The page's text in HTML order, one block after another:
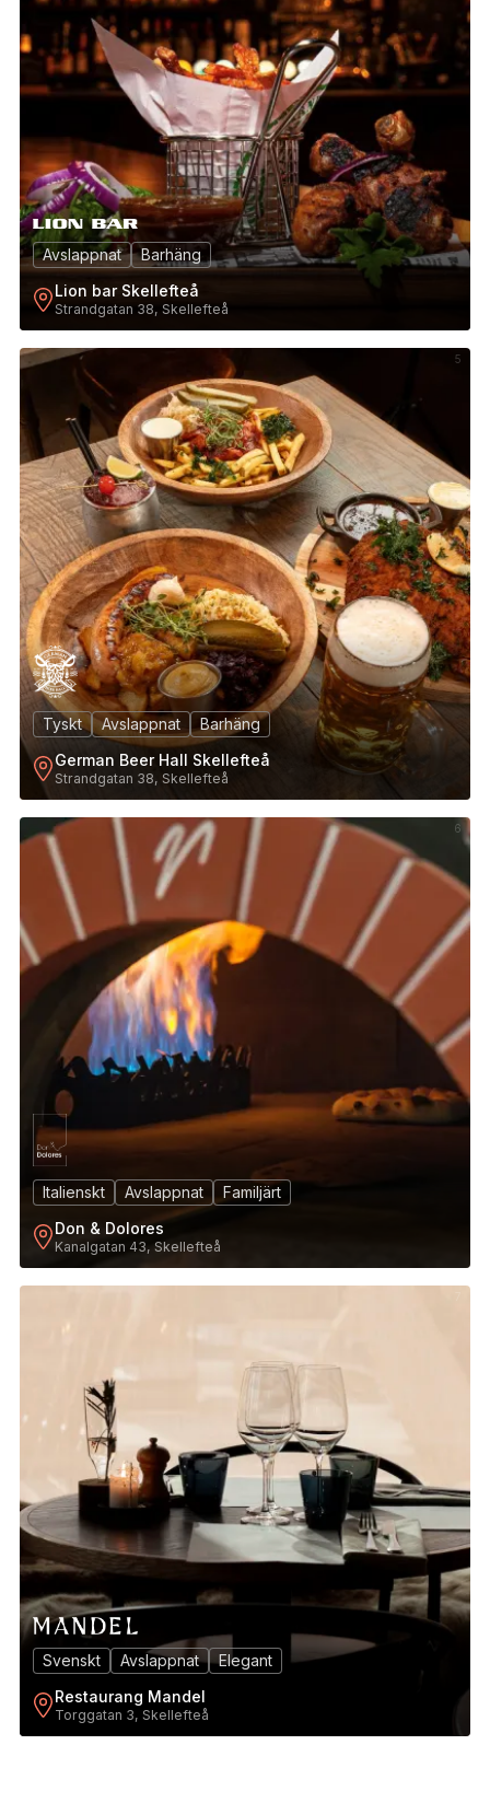
Avslappnat
Barhäng
Lion bar Skellefteå
Strandgatan 38, Skellefteå
5
Tyskt Avslappnat
Barhäng
German Beer Hall Skellefteå
Strandgatan 38, Skellefteå
6
Italienskt Avslappnat
Familjärt
Don & Dolores
Kanalgatan 43, Skellefteå
Svenskt Avslappnat
Elegant
Restaurang Mandel
Torggatan 3, Skellefteå